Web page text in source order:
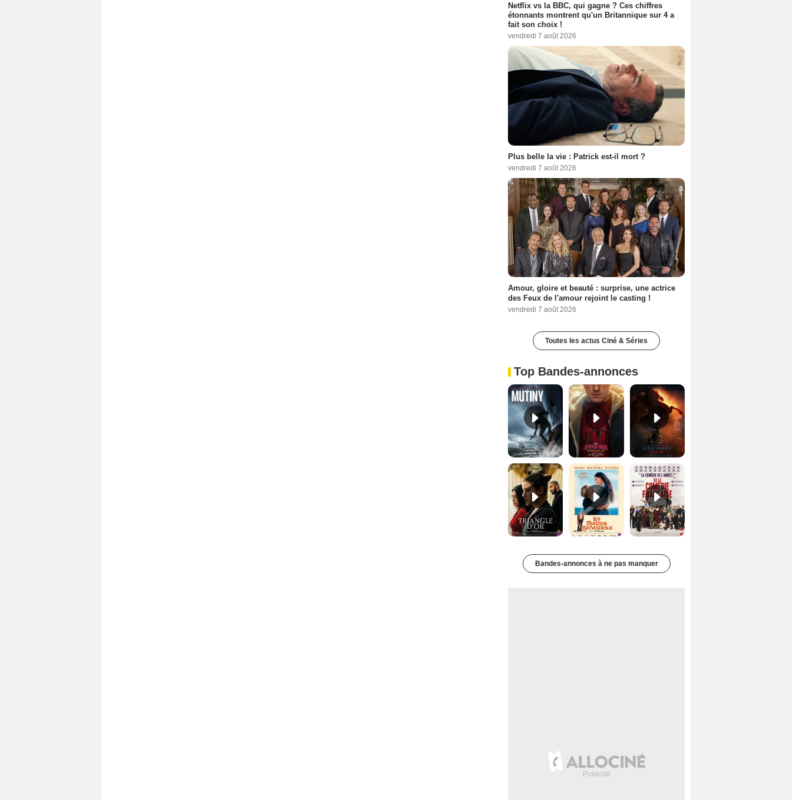
Netflix vs la BBC, qui gagne ? Ces chiffres
étonnants montrent qu'un Britannique sur 4 a
fait son choix !
vendredi 7 août 2026
Plus belle la vie : Patrick est-il mort ?
vendredi 7 août 2026
Amour, gloire et beauté : surprise, une actrice
des Feux de l'amour rejoint le casting !
vendredi 7 août 2026
Toutes les actus Ciné & Séries
Top Bandes-annonces
Mutiny Bande-annonce VO STFR Spider-Man: Brand New Day Bande-annonce VO STFR
Le Triangle d'or Bande-annonce VF De la Comédie-Française Teaser VF
Bandes-annonces à ne pas manquer